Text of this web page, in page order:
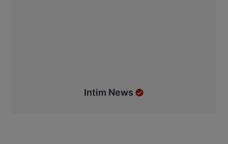
Intim News